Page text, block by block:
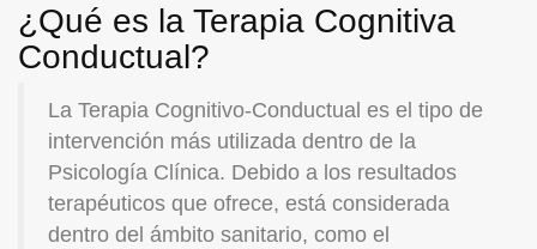
¿Qué es la Terapia Cognitiva
Conductual?
La Terapia Cognitivo-Conductual es el tipo de
intervención más utilizada dentro de la
Psicología Clínica. Debido a los resultados
terapéuticos que ofrece, está considerada
dentro del ámbito sanitario, como el